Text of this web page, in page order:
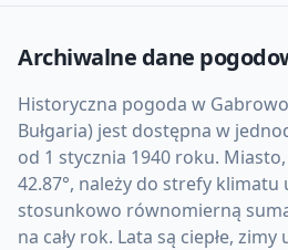
Archiwalne dane
Historyczna pogoda w
Bułgaria) jest dostępna w
od 1 stycznia 1940 roku.
42.87°, należy do strefy
stosunkowo równomierną
na cały rok. Lata są ciepłe,